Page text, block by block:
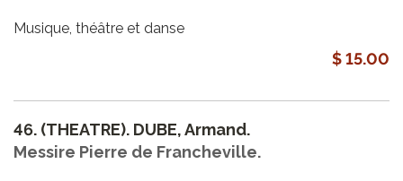
Musique, théâtre et danse
$ 15.00
46. (THEATRE). DUBE, Armand.
Messire Pierre de Francheville.